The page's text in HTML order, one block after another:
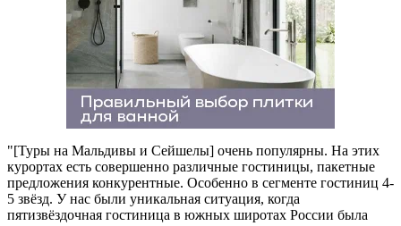
"[Туры на Мальдивы и Сейшелы] очень популярны. На этих
курортах есть совершенно различные гостиницы, пакетные
предложения конкурентные. Особенно в сегменте гостиниц 4-
5 звёзд. У нас были уникальная ситуация, когда
пятизвёздочная гостиница в южных широтах России была